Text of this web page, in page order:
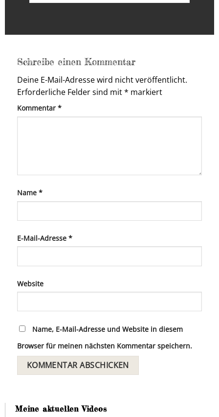
Schreibe einen Kommentar
Deine E-Mail-Adresse wird nicht veröffentlicht.
Erforderliche Felder sind mit* markiert
Kommentar *
Name *
E-Mail-Adresse *
Website
Name, E-Mail-Adresse und Website in diesem
Browser für meinen nächsten Kommentar speichern.
Meine aktuellen Videos